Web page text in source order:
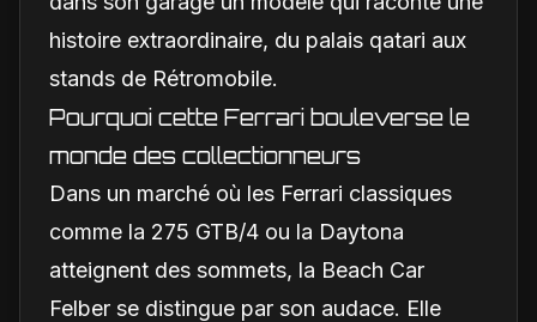
histoire extraordinaire, du palais qatari aux
stands de Rétromobile.
Pourquoi cette Ferrari bouleverse le
monde des collectionneurs
Dans un marché où les Ferrari classiques
comme la 275 GTB/4 ou la Daytona
atteignent des sommets, la Beach Car
Felber se distingue par son audace. Elle